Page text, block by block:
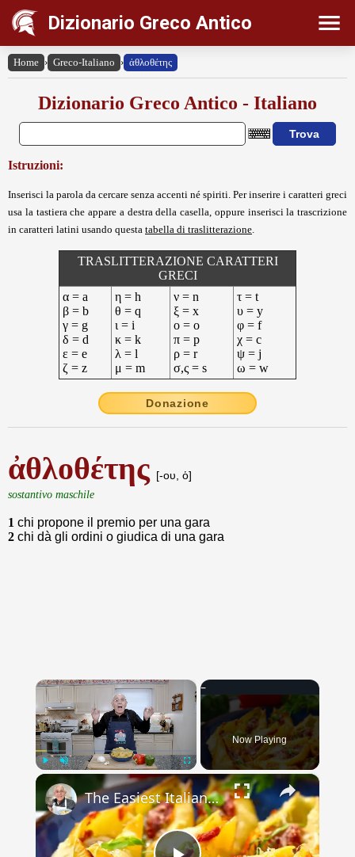
Dizionario Greco Antico
Home › Greco-Italiano › ἀθλοθέτης
Dizionario Greco Antico - Italiano
Istruzioni:
Inserisci la parola da cercare senza accenti né spiriti. Per inserire i caratteri greci
usa la tastiera che appare a destra della casella, oppure inserisci la trascrizione
in caratteri latini usando questa tabella di traslitterazione
TRASLITTERAZIONE CARATTERI
GRECI
α = a
β = b
γ = g
δ = d
ε = e
ζ = z
η = h
θ = q
ι = i
κ = k
λ = l
μ = m
ν = n
ξ = x
ο = o
π = p
ρ = r
σ,ς = s
τ = t
υ = y
φ = f
χ = c
ψ = j
ω = w
Donazione
ἀθλοθέτης [-ου, ὁ]
sostantivo maschile
1 chi propone il premio per una gara
2 chi dà gli ordini o giudica di una gara
×
Fullscreen
Now Playing
×
The Easiest Italian Stuffed Shells You’ll Ever Make (With Sausage & Peppers!)